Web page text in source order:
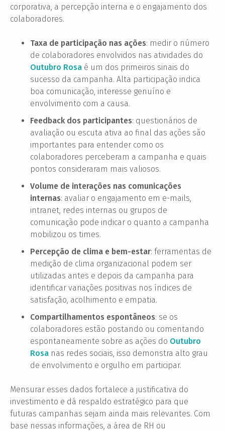
corporativa, a percepção interna e o engajamento dos
colaboradores.
Taxa de participação nas ações: medir o número
de colaboradores envolvidos nas atividades do
Outubro Rosa é um dos primeiros sinais do
sucesso da campanha. Alta participação indica
boa comunicação, interesse genuíno e
envolvimento com a causa.
Feedback dos participantes: questionários de
avaliação ou escuta ativa ao final das ações são
importantes para entender como os
colaboradores perceberam a campanha e quais
pontos consideraram mais valiosos.
Volume de interações nas comunicações
internas: avaliar o engajamento em e-mails,
intranet, redes internas ou grupos de
comunicação pode indicar o quanto a campanha
mobilizou os times.
Percepção de clima e bem-estar: ferramentas de
medição de clima organizacional podem ser
utilizadas antes e depois da campanha para
identificar variações positivas nos índices de
satisfação, acolhimento e empatia.
Compartilhamentos espontâneos: se os
colaboradores estão postando ou comentando
espontaneamente sobre as ações do Outubro
Rosa nas redes sociais, isso demonstra alto grau
de envolvimento e orgulho em participar.
Mensurar esses dados fortalece a justificativa do
investimento e dá respaldo estratégico para que
futuras campanhas sejam ainda mais relevantes. Com
base nessas informações, a área de RH ou